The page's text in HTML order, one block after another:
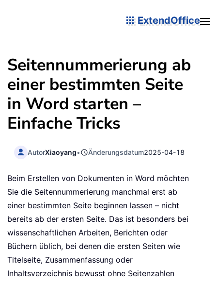
ExtendOffice
Seitennummerierung ab
einer bestimmten Seite
in Word starten –
Einfache Tricks
AutorXiaoyang• Änderungsdatum2025-04-18
Beim Erstellen von Dokumenten in Word möchten
Sie die Seitennummerierung manchmal erst ab
einer bestimmten Seite beginnen lassen – nicht
bereits ab der ersten Seite. Das ist besonders bei
wissenschaftlichen Arbeiten, Berichten oder
Büchern üblich, bei denen die ersten Seiten wie
Titelseite, Zusammenfassung oder
Inhaltsverzeichnis bewusst ohne Seitenzahlen